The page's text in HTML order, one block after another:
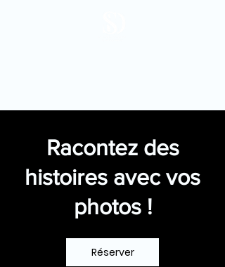
Racontez des
histoires avec vos
photos !
Réserver